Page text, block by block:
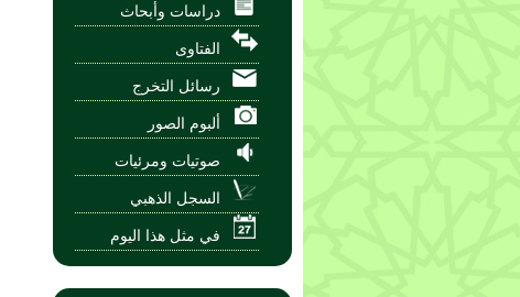
دراسات وأبحاث
الفتاوى
رسائل التخرج
ألبوم الصور
صوتيات ومرئيات
السجل الذهبي
في مثل هذا اليوم